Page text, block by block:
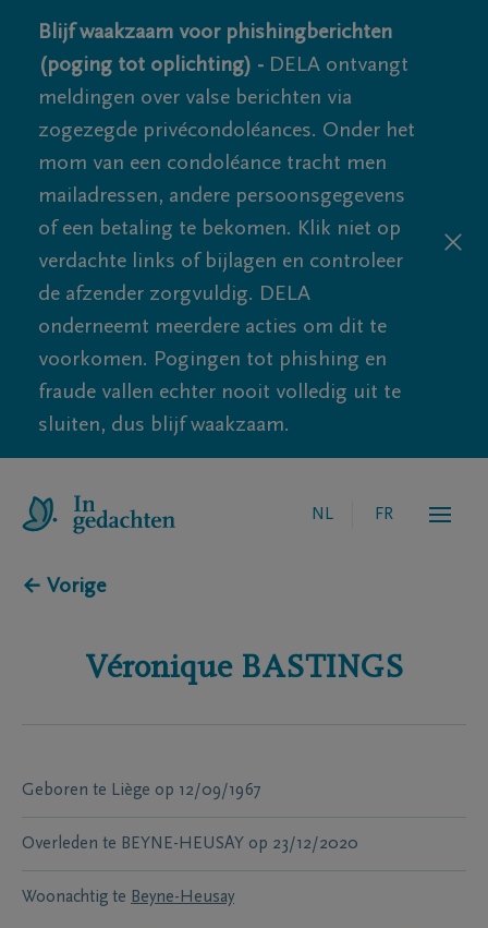
Blijf waakzaam voor phishingberichten
(poging tot oplichting) - DELA ontvangt
meldingen over valse berichten via
zogezegde privécondoléances. Onder het
mom van een condoléance tracht men
mailadressen, andere persoonsgegevens
of een betaling te bekomen. Klik niet op
verdachte links of bijlagen en controleer
de afzender zorgvuldig. DELA
onderneemt meerdere acties om dit te
voorkomen. Pogingen tot phishing en
fraude vallen echter nooit volledig uit te
sluiten, dus blijf waakzaam.
NL FR
← Vorige
Véronique BASTINGS
Geboren te Liège op 12/09/1967
Overleden te BEYNE-HEUSAY op 23/12/2020
Woonachtig te Beyne-Heusay